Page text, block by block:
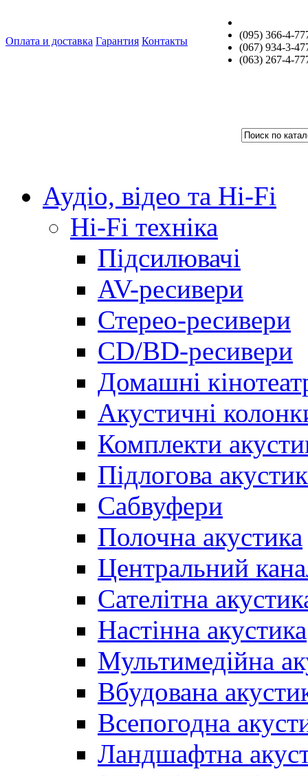
Оплата и доставка Гарантия Контакты
(095) 366-4-
(067) 934-3-
(063) 267-4-
Аудіо, відео та Hi-Fi
Hi-Fi техніка
Підсилювачі
AV-ресивери
Стерео-ресивери
CD/BD-ресивери
Домашні
Акустичні
Комплекти
Підлогова
Сабвуфери
Полочна акустика
Центральний
Сателітна
Настінна акустика
Мультимедійна
Вбудована
Всепогодна
Ландшафтна